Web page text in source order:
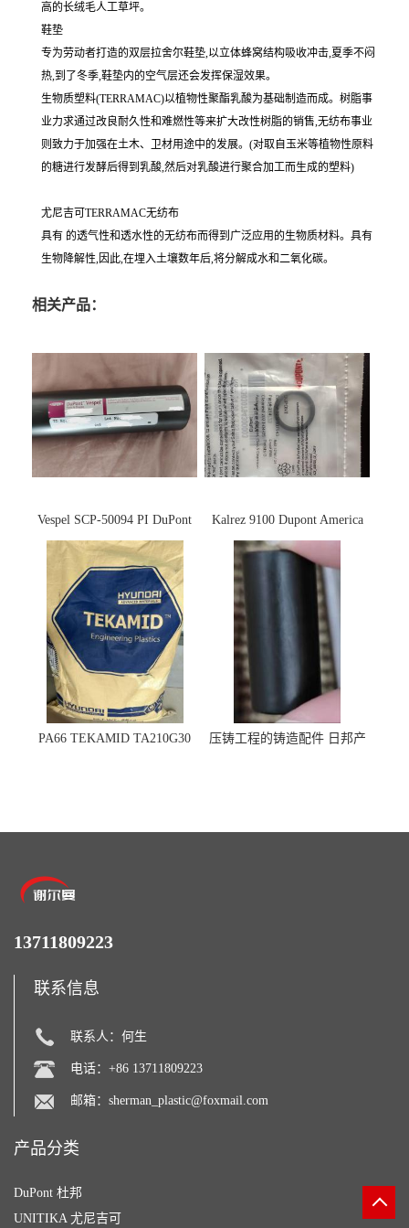
高的长绒毛人工草坪。
鞋垫
专为劳动者打造的双层拉舍尔鞋垫,以立体蜂窝结构吸收冲击,夏季不闷
热,到了冬季,鞋垫内的空气层还会发挥保湿效果。
生物质塑料(TERRAMAC)以植物性聚酯乳酸为基础制造而成。树脂事
业力求通过改良耐久性和难燃性等来扩大改性树脂的销售,无纺布事业
则致力于加强在土木、卫材用途中的发展。(对取自玉米等植物性原料
的糖进行发酵后得到乳酸,然后对乳酸进行聚合加工而生成的塑料)
尤尼吉可TERRAMAC无纺布
具有 的透气性和透水性的无纺布而得到广泛应用的生物质材料。具有
生物降解性,因此,在埋入土壤数年后,将分解成水和二氧化碳。
相关产品：
Vespel SCP-50094 PI DuPont
杜邦
Kalrez 9100 Dupont America
杜邦 密封圈 半导体 面板
PA66 TEKAMID TA210G30
压铸工程的铸造配件 日邦产
13711809223
联系信息
联系人：何生
电话：+86 13711809223
邮箱： sherman_plastic@foxmail.com
产品分类
DuPont 杜邦
UNITIKA 尤尼吉可